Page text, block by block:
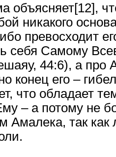
объясняет[12],
никакого
превосходит
себя Самому
44:6), а про
конец его –
что обладает
– а потому не
Амалека, так